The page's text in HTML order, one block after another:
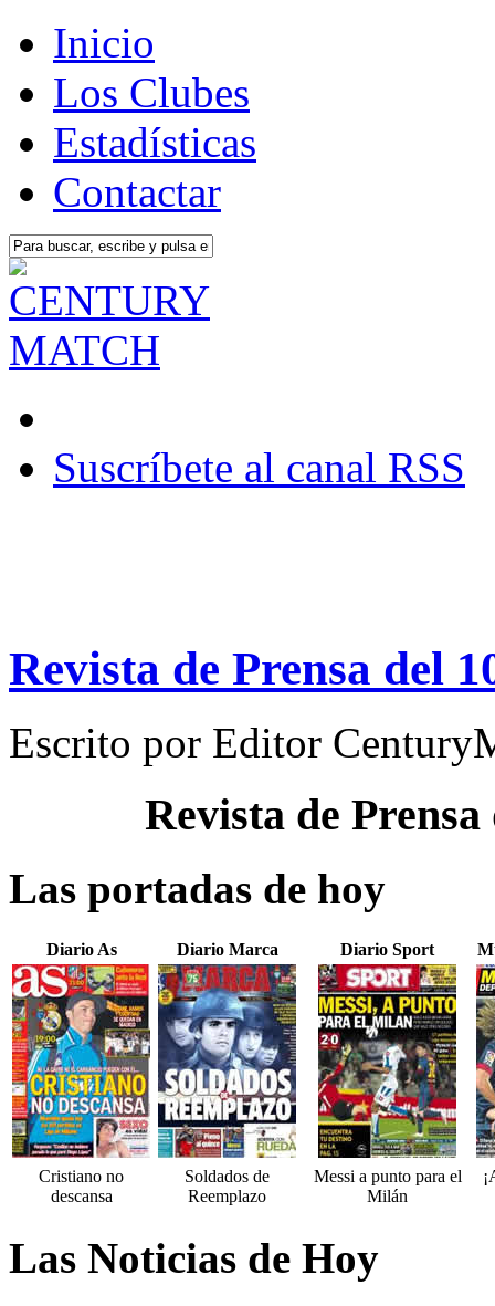
Inicio
Los Clubes
Estadísticas
Contactar
Suscríbete al canal RSS
Revista de Prensa del
Escrito por Editor
Revista de
Las portadas de hoy
Diario As Diario Marca Diario Sport
Cristiano no
descansa
Soldados de
Reemplazo
Messi a punto para el
Milán
Las Noticias de Hoy